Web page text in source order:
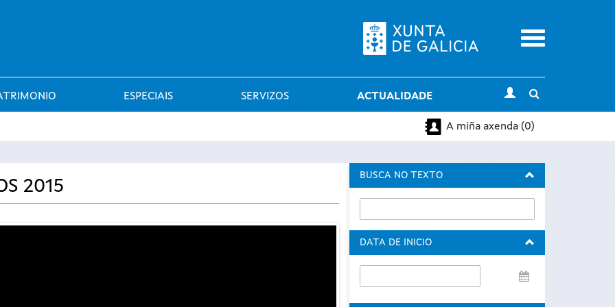
Menu
ESPECIAIS SERVIZOS ACTUALIDADE
search
A miña axenda (0)
2015
BUSCA NO TEXTO
DATA DE INICIO
de